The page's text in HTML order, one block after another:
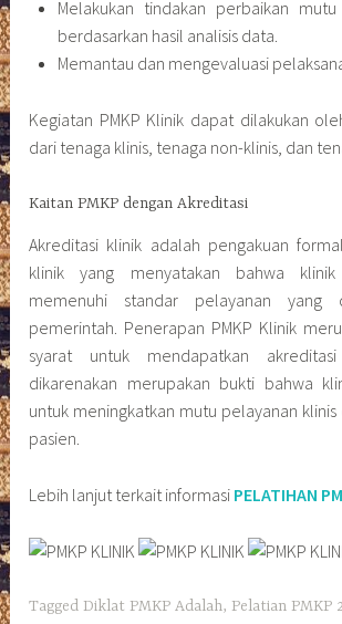
Melakukan tindakan perbaikan
berdasarkan hasil analisis data.
Memantau dan mengevaluasi
Kegiatan PMKP Klinik dapat dilakukan
dari tenaga klinis, tenaga non-klinis, dan
Kaitan PMKP dengan Akreditasi
Akreditasi klinik adalah pengakuan
klinik yang menyatakan bahwa
memenuhi standar pelayanan yang
pemerintah. Penerapan PMKP Klinik
syarat untuk mendapatkan
dikarenakan merupakan bukti bahwa
untuk meningkatkan mutu pelayanan
pasien.
Lebih lanjut terkait informasi PELATIHAN
TaggedDiklat PMKP Adalah, Pelatian PMKP